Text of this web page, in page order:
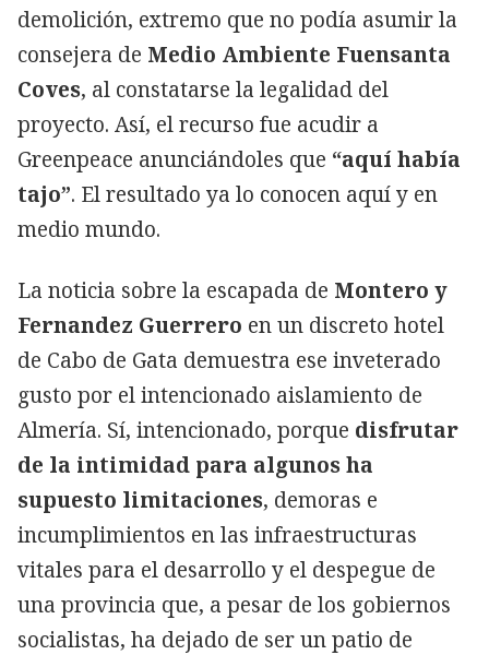
demolición, extremo que no podía asumir la
consejera de Medio Ambiente Fuensanta
Coves, al constatarse la legalidad del
proyecto. Así, el recurso fue acudir a
Greenpeace anunciándoles que “aquí había
tajo”. El resultado ya lo conocen aquí y en
medio mundo.
La noticia sobre la escapada de Montero y
Fernandez Guerrero en un discreto hotel
de Cabo de Gata demuestra ese inveterado
gusto por el intencionado aislamiento de
Almería. Sí, intencionado, porque disfrutar
de la intimidad para algunos ha
supuesto limitaciones, demoras e
incumplimientos en las infraestructuras
vitales para el desarrollo y el despegue de
una provincia que, a pesar de los gobiernos
socialistas, ha dejado de ser un patio de